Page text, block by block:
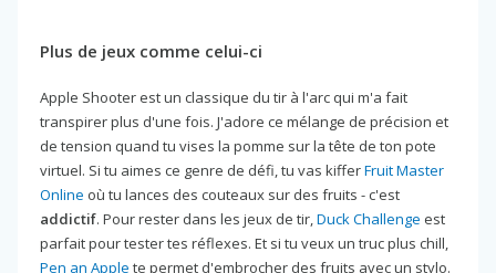
Plus de jeux comme celui-ci
Apple Shooter est un classique du tir à l'arc qui m'a fait
transpirer plus d'une fois. J'adore ce mélange de précision et
de tension quand tu vises la pomme sur la tête de ton pote
virtuel. Si tu aimes ce genre de défi, tu vas kifferFruit Master
Online où tu lances des couteaux sur des fruits - c'est
addictif. Pour rester dans les jeux de tir,Duck Challenge est
parfait pour tester tes réflexes. Et si tu veux un truc plus chill,
Pen an Apple te permet d'embrocher des fruits avec un stylo.